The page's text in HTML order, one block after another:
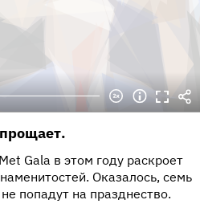
Gala в этом году раскроет
Оказалось, семь
попадут на празднество.